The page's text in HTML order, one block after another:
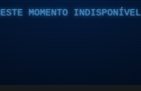
MOMENTO INDISPONÍVEL